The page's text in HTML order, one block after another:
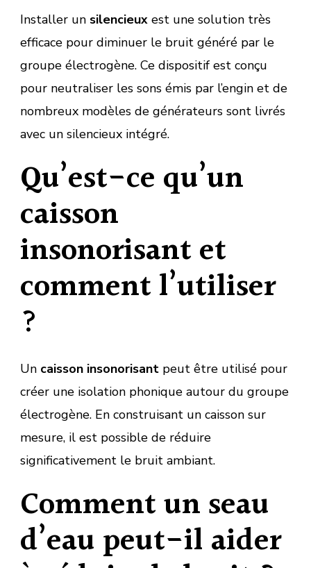
Installer un silencieux est une solution très
efficace pour diminuer le bruit généré par le
groupe électrogène. Ce dispositif est conçu
pour neutraliser les sons émis par l’engin et de
nombreux modèles de générateurs sont livrés
avec un silencieux intégré.
Qu’est-ce qu’un
caisson
insonorisant et
comment l’utiliser
?
Un caisson insonorisant peut être utilisé pour
créer une isolation phonique autour du groupe
électrogène. En construisant un caisson sur
mesure, il est possible de réduire
significativement le bruit ambiant.
Comment un seau
d’eau peut-il aider